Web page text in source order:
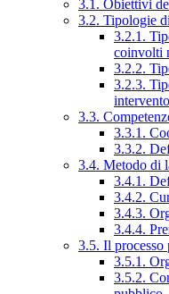
3.1. Obiettivi
3.2. Tipologie
3.2.1.
coinvolti
3.2.2.
3.2.3.
intervento
3.3.
3.3.1.
3.3.2.
3.4. Metodo di
3.4.1.
3.4.2.
3.4.3.
3.4.4.
3.5. Il processo
3.5.1.
3.5.2.